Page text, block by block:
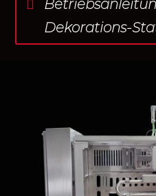
Dekorations-